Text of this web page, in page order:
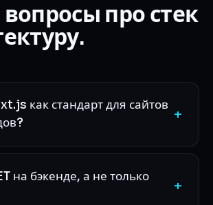
про стек
как стандарт для сайтов
+
на бэкенде, а не только
+